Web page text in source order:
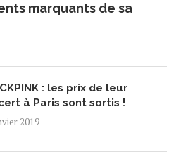
marquants de sa
: les prix de leur
à Paris sont sortis !
2019